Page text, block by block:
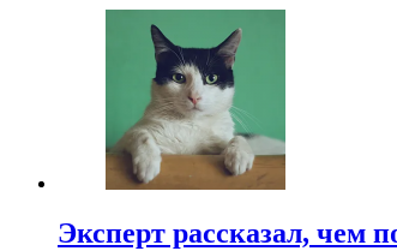
Эксперт рассказал, чем